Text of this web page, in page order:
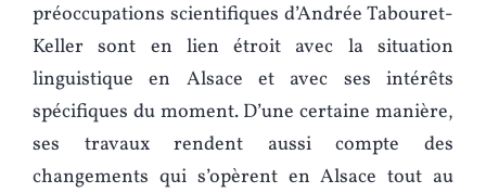
préoccupations scientifiques d’Andrée Tabouret-
Keller sont en lien étroit avec la situation
linguistique en Alsace et avec ses intérêts
spécifiques du moment. D’une certaine manière,
ses travaux rendent aussi compte des
changements qui s’opèrent en Alsace tout au